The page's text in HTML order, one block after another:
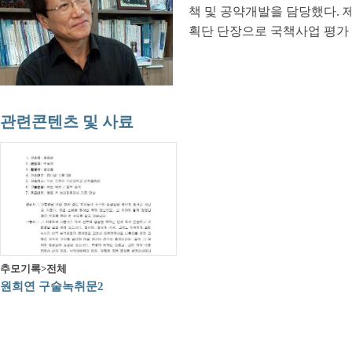
책 및 공약개발을 담당했다.
획단 단장으로 국책사업 평
관련콘텐츠 및 사료
추모기록>전체
원희연 구술녹취문2